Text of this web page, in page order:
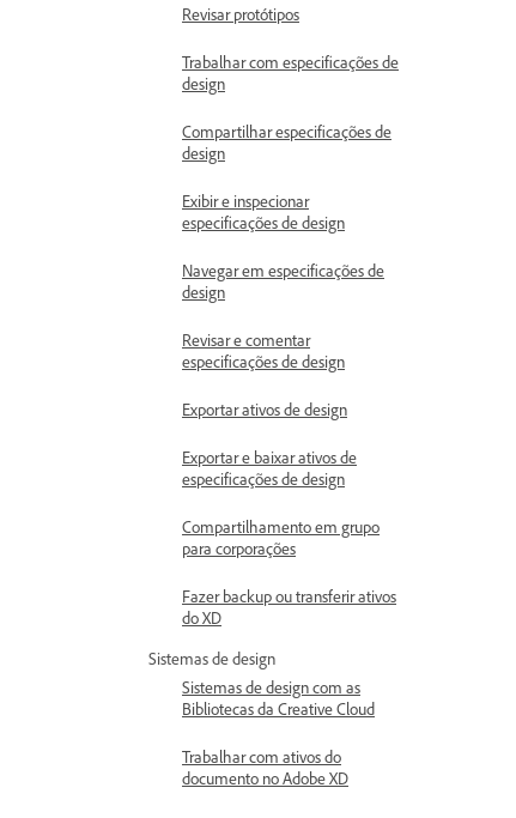
Revisar protótipos
Trabalhar com especificações de
design
Compartilhar especificações de
design
Exibir e inspecionar
especificações de design
Navegar em especificações de
design
Revisar e comentar
especificações de design
Exportar ativos de design
Exportar e baixar ativos de
especificações de design
Compartilhamento em grupo
para corporações
Fazer backup ou transferir ativos
do XD
Sistemas de design
Sistemas de design com as
Bibliotecas da Creative Cloud
Trabalhar com ativos do
documento no Adobe XD